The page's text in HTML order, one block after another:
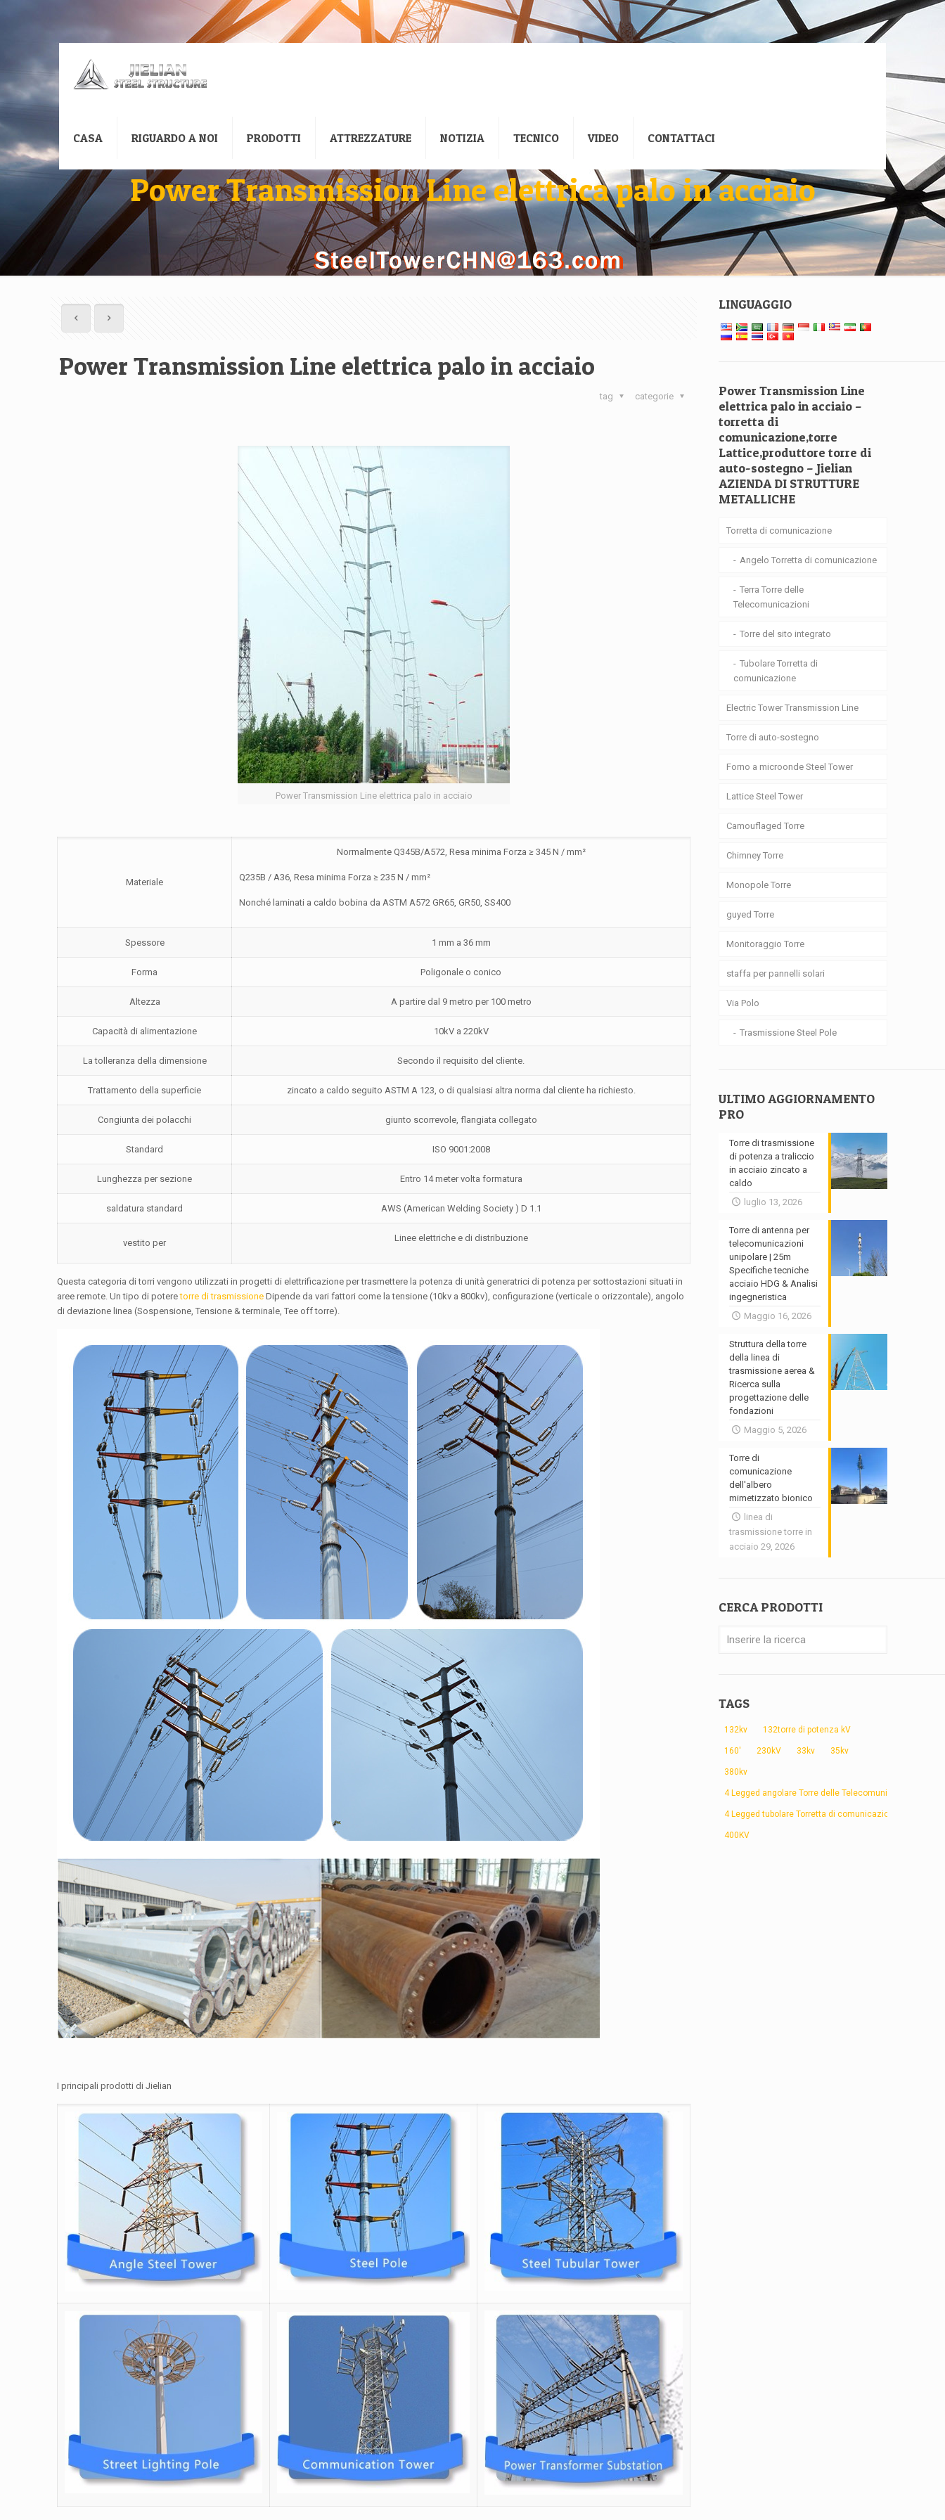
CASA RIGUARDO A NOI PRODOTTI ATTREZZATURE NOTIZIA TECNICO VIDEO CONTATTACI
Power Transmission Line elettrica palo in acciaio
Power Transmission Line elettrica palo in acciaio
categorie
tag
Power Transmission Line elettrica palo in acciaio
Materiale
Normalmente Q345B/A572, Resa minima Forza ≥ 345 N / mm²
Q235B / A36, Resa minima Forza ≥ 235 N / mm²
Nonché laminati a caldo bobina da ASTM A572 GR65, GR50, SS400
Spessore 1 mm a 36 mm
Forma Poligonale o conico
Altezza A partire dal 9 metro per 100 metro
Capacità di alimentazione 10kV a 220kV
La tolleranza della dimensione Secondo il requisito del cliente.
Trattamento della superficie zincato a caldo seguito ASTM A 123, o di qualsiasi altra norma dal cliente ha richiesto.
Congiunta dei polacchi giunto scorrevole, flangiata collegato
Standard ISO 9001:2008
Lunghezza per sezione Entro 14 meter volta formatura
saldatura standard AWS (American Welding Society ) D 1.1
vestito per Linee elettriche e di distribuzione
Questa categoria di torri vengono utilizzati in progetti di elettrificazione per trasmettere la potenza di unità generatrici di potenza per sottostazioni situati in
aree remote. Un tipo di poteretorre di trasmissione Dipende da vari fattori come la tensione (10kv a 800kv), configurazione (verticale o orizzontale), angolo
di deviazione linea (Sospensione, Tensione & terminale, Tee off torre).
I principali prodotti di Jielian
LINGUAGGIO
Power Transmission Line
elettrica palo in acciaio –
torretta di
comunicazione,torre
Lattice,produttore torre di
auto-sostegno – Jielian
AZIENDA DI STRUTTURE
METALLICHE
Torretta di comunicazione
Angelo Torretta di comunicazione
Terra Torre delle
Telecomunicazioni
Torre del sito integrato
Tubolare Torretta di
comunicazione
Electric Tower Transmission Line
Torre di auto-sostegno
Forno a microonde Steel Tower
Lattice Steel Tower
Camouflaged Torre
Chimney Torre
Monopole Torre
guyed Torre
Monitoraggio Torre
staffa per pannelli solari
Via Polo
Trasmissione Steel Pole
ULTIMO AGGIORNAMENTO
PRO
Torre di trasmissione
di potenza a traliccio
in acciaio zincato a
caldo
luglio 13, 2026
Torre di antenna per
telecomunicazioni
unipolare | 25m
Specifiche tecniche
acciaio HDG & Analisi
ingegneristica
Maggio 16, 2026
Struttura della torre
della linea di
trasmissione aerea &
Ricerca sulla
progettazione delle
fondazioni
Maggio 5, 2026
Torre di
comunicazione
dell'albero
mimetizzato bionico
linea di
trasmissione torre in
acciaio 29, 2026
CERCA PRODOTTI
TAGS
132kv 132torre di potenza kV
160' 230kV 33kv 35kv
380kv
4 Legged angolare Torre delle Telecomunicazioni
4 Legged tubolare Torretta di comunicazione
400KV